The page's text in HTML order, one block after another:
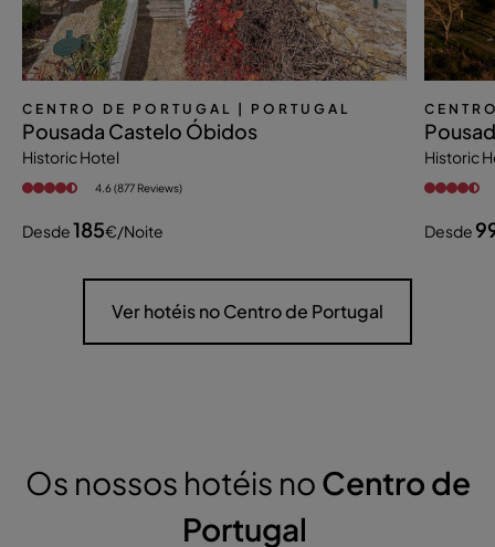
CENTRO DE PORTUGAL | PORTUGAL
Pousada Castelo Óbidos
Historic Hotel
4.6 (877 Reviews)
Desde185€/noite
Historic
Desde
Ver hotéis no Centro de Portugal
Os nossos hotéis no Centro de
Portugal